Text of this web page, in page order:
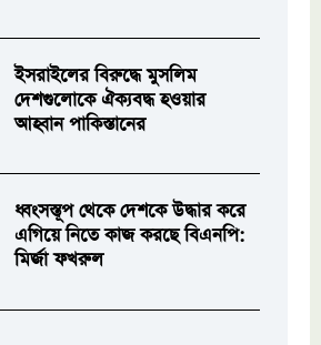
ইসরাইলের বিরুদ্ধে মুসলিম
দেশগুলোকে ঐক্যবদ্ধ হওয়ার
আহ্বান পাকিস্তানের
ধ্বংসস্তূপ থেকে দেশকে উদ্ধার করে
এগিয়ে নিতে কাজ করছে বিএনপি:
মির্জা ফখরুল